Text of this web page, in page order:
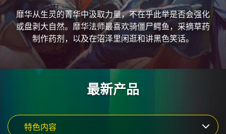
靡华从生灵的菁华中汲取力量，不在乎此举是否会强化
或盘剥大自然。靡华法师最喜欢骑僵尸鳄鱼，采摘草药
制作药剂，以及在沼泽里闲逛和讲黑色笑话。
最新产品